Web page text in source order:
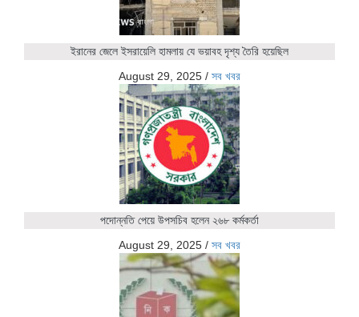
ইরানের জেলে ইসরায়েলি হামলায় যে ভয়াবহ দৃশ্য তৈরি হয়েছিল
August 29, 2025 / সব খবর
পদোন্নতি পেয়ে উপসচিব হলেন ২৬৮ কর্মকর্তা
August 29, 2025 / সব খবর